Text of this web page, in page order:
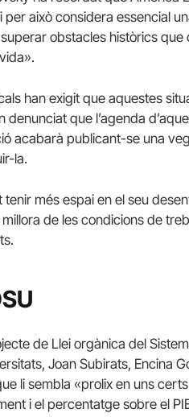
per això considera essencial
obstacles històrics
han exigit que aquestes
denunciat que l’agenda
acabarà publicant-se una
la.
tenir més espai en el seu
de les condicions de
de Llei orgànica del
Joan Subirats, Encina
li sembla «prolix en uns
i el percentatge sobre el